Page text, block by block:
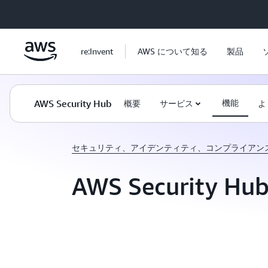
re:Invent AWS について知る 製品
AWS Security Hub 概要 サービス 機能
セキュリティ、アイデンティティ、コンプライアン
AWS Security